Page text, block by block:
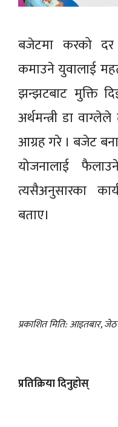
बजेटमा करको
कमाउने युवालाई
झन्झटबाट मुक्ति
अर्थमन्त्री डा
आग्रह गरे । बजेट
योजनालाई
त्यसैअनुसारका
बताए।
प्रकाशित मिति: आइतबार,
प्रतिक्रिया दिनुहोस्